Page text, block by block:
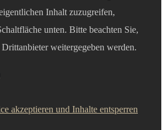
Inhalt zuzugreifen,
unten. Bitte beachten Sie,
weitergegeben werden.
akzeptieren und Inhalte entsperren